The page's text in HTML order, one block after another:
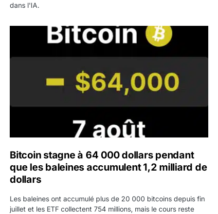
dans l'IA.
Bitcoin stagne à 64 000 dollars pendant que les
Bitcoin stagne à 64 000 dollars pendant
que les baleines accumulent 1,2 milliard de
dollars
Les baleines ont accumulé plus de 20 000 bitcoins depuis fin
juillet et les ETF collectent 754 millions, mais le cours reste